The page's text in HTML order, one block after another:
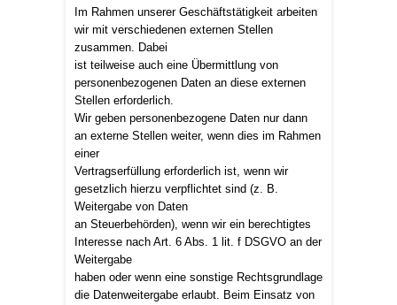
Im Rahmen unserer Geschäftstätigkeit arbeiten
wir mit verschiedenen externen Stellen
zusammen. Dabei
ist teilweise auch eine Übermittlung von
personenbezogenen Daten an diese externen
Stellen erforderlich.
Wir geben personenbezogene Daten nur dann
an externe Stellen weiter, wenn dies im Rahmen
einer
Vertragserfüllung erforderlich ist, wenn wir
gesetzlich hierzu verpflichtet sind (z. B.
Weitergabe von Daten
an Steuerbehörden), wenn wir ein berechtigtes
Interesse nach Art. 6 Abs. 1 lit. f DSGVO an der
Weitergabe
haben oder wenn eine sonstige Rechtsgrundlage
die Datenweitergabe erlaubt. Beim Einsatz von